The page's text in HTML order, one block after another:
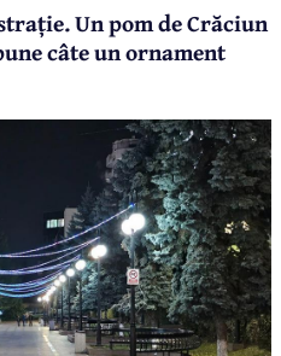
Un pom de Crăciun
câte un ornament